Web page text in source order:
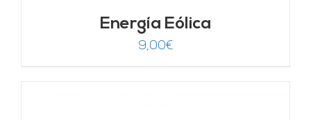
Energía Eólica
9,00€